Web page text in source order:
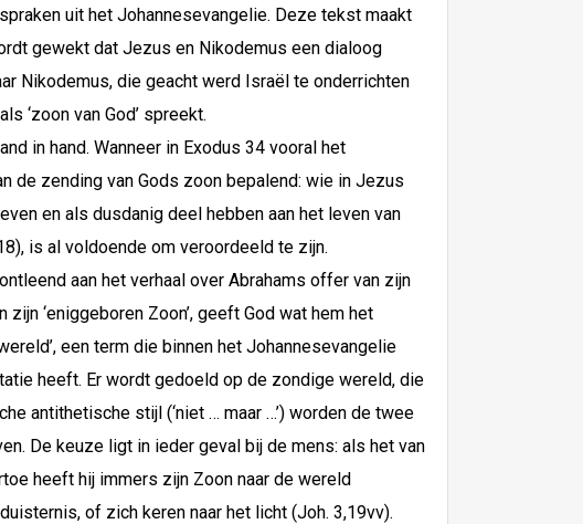
uit het Johannesevangelie. Deze tekst maakt
gewekt dat Jezus en Nikodemus een dialoog
Nikodemus, die geacht werd Israël te onderrichten
‘zoon van God’ spreekt.
in hand. Wanneer in Exodus 34 vooral het
de zending van Gods zoon bepalend: wie in Jezus
en als dusdanig deel hebben aan het leven van
is al voldoende om veroordeeld te zijn.
aan het verhaal over Abrahams offer van zijn
‘eniggeboren Zoon’, geeft God wat hem het
een term die binnen het Johannesevangelie
heeft. Er wordt gedoeld op de zondige wereld, die
antithetische stijl (‘niet … maar …’) worden de twee
De keuze ligt in ieder geval bij de mens: als het van
heeft hij immers zijn Zoon naar de wereld
of zich keren naar het licht (Joh. 3,19vv).